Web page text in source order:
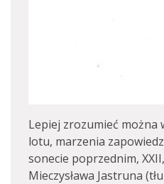
Lepiej zrozumieć
lotu, marzenia
sonecie poprzednim,
Mieczysława Jastruna